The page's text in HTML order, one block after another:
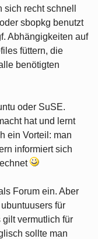
recht schnell
sbopkg benutzt
Abhängigkeiten auf
füttern, die
benötigten
oder SuSE.
hat und lernt
ein Vorteil: man
informiert sich
Forum ein. Aber
für
vermutlich für
sollte man